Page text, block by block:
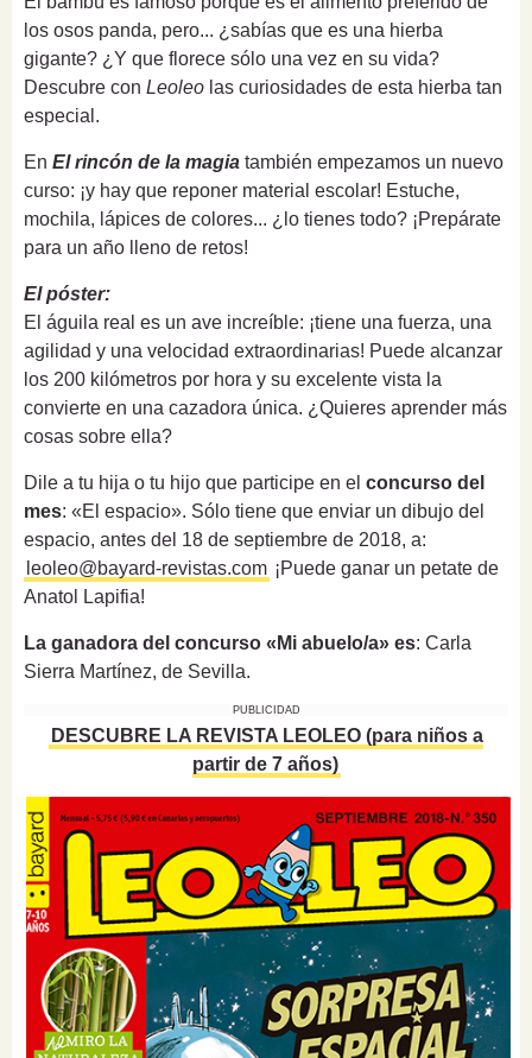
los osos panda, pero... ¿sabías que es una hierba
gigante? ¿Y que florece sólo una vez en su vida?
Descubre con Leoleo las curiosidades de esta hierba tan
especial.
En El rincón de la magia también empezamos un nuevo
curso: ¡y hay que reponer material escolar! Estuche,
mochila, lápices de colores... ¿lo tienes todo? ¡Prepárate
para un año lleno de retos!
El póster:
El águila real es un ave increíble: ¡tiene una fuerza, una
agilidad y una velocidad extraordinarias! Puede alcanzar
los 200 kilómetros por hora y su excelente vista la
convierte en una cazadora única. ¿Quieres aprender más
cosas sobre ella?
Dile a tu hija o tu hijo que participe en el concurso del
mes: «El espacio». Sólo tiene que enviar un dibujo del
espacio, antes del 18 de septiembre de 2018, a:
leoleo@bayard-revistas.com ¡Puede ganar un petate de
Anatol Lapifia!
La ganadora del concurso «Mi abuelo/a» es: Carla
Sierra Martínez, de Sevilla.
PUBLICIDAD
DESCUBRE LA REVISTA LEOLEO (para niños a
partir de 7 años)